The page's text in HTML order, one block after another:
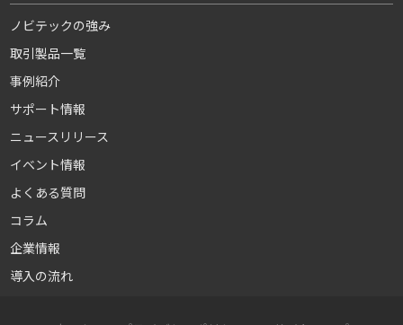
ノビテックの強み
取引製品一覧
事例紹介
サポート情報
ニュースリリース
イベント情報
よくある質問
コラム
企業情報
導入の流れ